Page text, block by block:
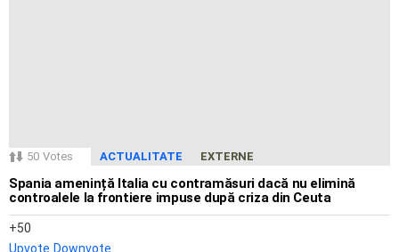
50 Votes ACTUALITATE EXTERNE
Spania amenință Italia cu contramăsuri dacă nu elimină
controalele la frontiere impuse după criza din Ceuta
50
Upvote Downvote